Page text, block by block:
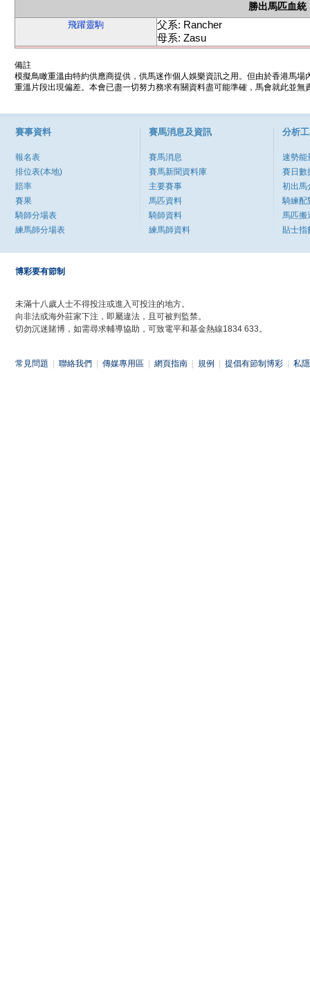
勝出馬匹血統
飛躍靈駒
父系: Rancher
母系: Zasu
備註
模擬鳥瞰重溫由特約供應商提供，供馬迷作個人娛樂資訊之用。但由於香港馬
重溫片段出現偏差。本會已盡一切努力務求有關資料盡可能準確，馬會就此並
賽事資料
報名表
排位表(本地)
賠率
賽果
騎師分場表
練馬師分場表
賽馬消息及資訊
賽馬消息
賽馬新聞資料庫
主要賽事
馬匹資料
騎師資料
練馬師資料
分析
速勢能
賽日數
初出馬
騎練配
馬匹搬
貼士指
博彩要有節制
未滿十八歲人士不得投注或進入可投注的地方。
向非法或海外莊家下注，即屬違法，且可被判監禁。
切勿沉迷賭博，如需尋求輔導協助，可致電平和基金熱線1834 633。
常見問題 聯絡我們 傳媒專用區 網頁指南 規例 提倡有節制博彩 私